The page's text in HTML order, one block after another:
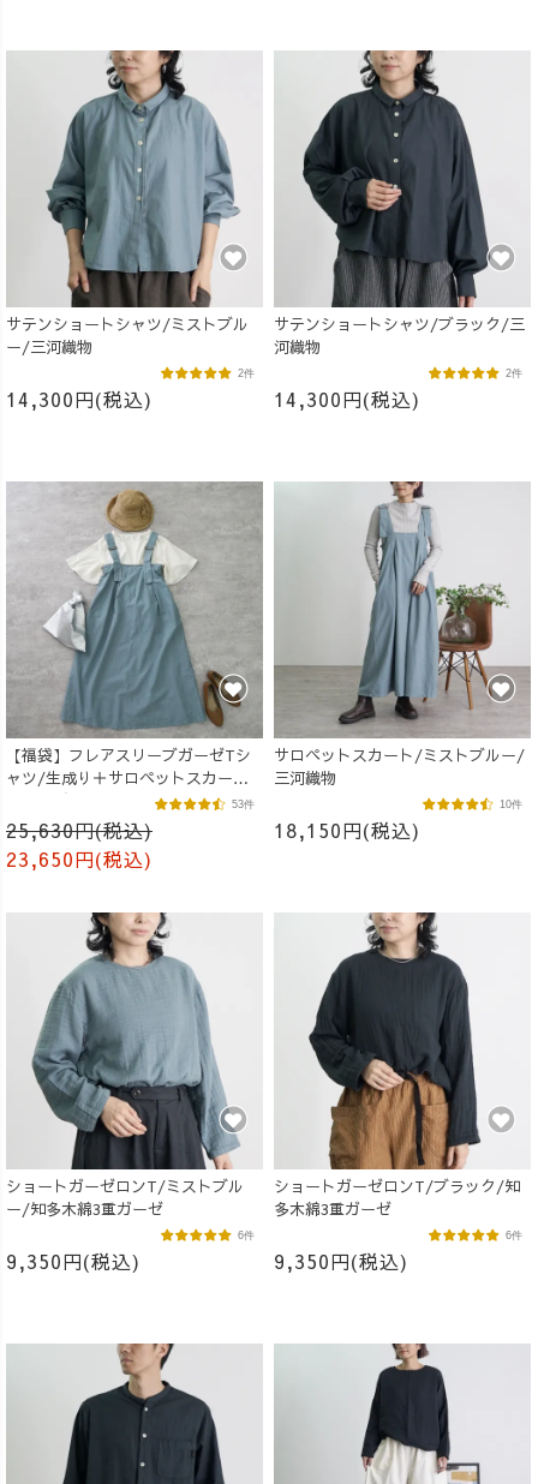
サテンショートシャツ/ミストブル
ー/三河織物
14,300円(税込)
2件
サテンショートシャツ/ブラック/三
河織物
14,300円(税込)
2件
【福袋】フレアスリーブガーゼTシ
ャツ/生成り＋サロペットスカート/
ミストブルー
25,630円(税込)
23,650円(税込)
53件
サロペットスカート/ミストブルー/
三河織物
18,150円(税込)
10件
ショートガーゼロンT/ミストブル
ー/知多木綿3重ガーゼ
9,350円(税込)
6件
ショートガーゼロンT/ブラック/知
多木綿3重ガーゼ
9,350円(税込)
6件